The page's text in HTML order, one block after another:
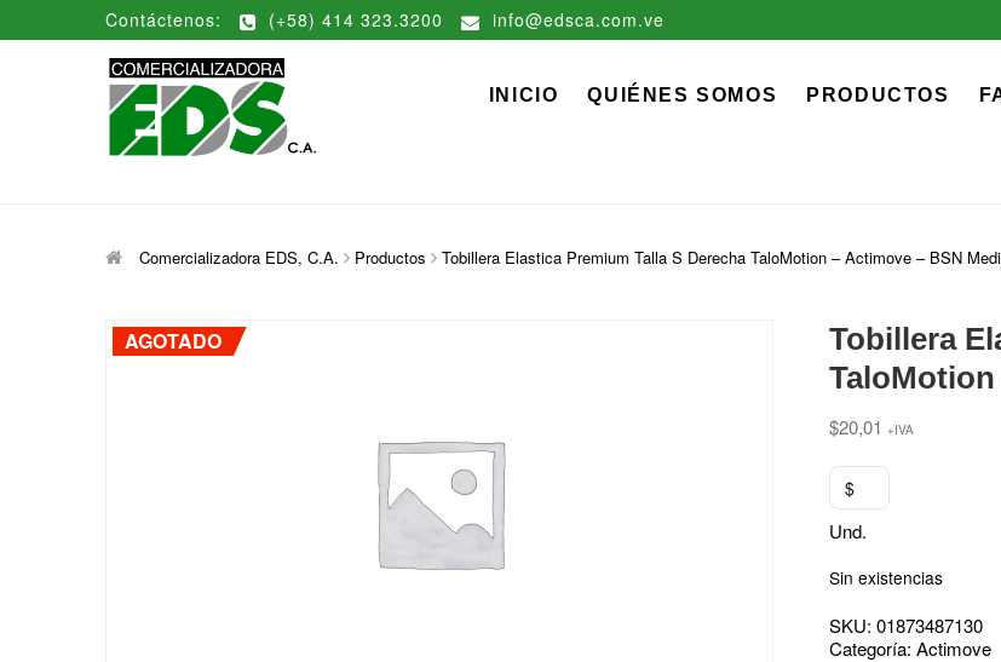
Contáctenos: (+58) 414 323.3200 info@edsca.com.ve
Comercializadora EDS, C.A.
INICIO QUIÉNES SOMOS PRODUCTOS
Comercializadora EDS, C.A. Productos Tobillera Elastica Premium Talla S Derecha TaloMotion – Actimove – BSN
AGOTADO
Tobillera
$20,01 +IVA
$
Und.
Sin existencias
SKU: 01873487130
Categoría: Actimove